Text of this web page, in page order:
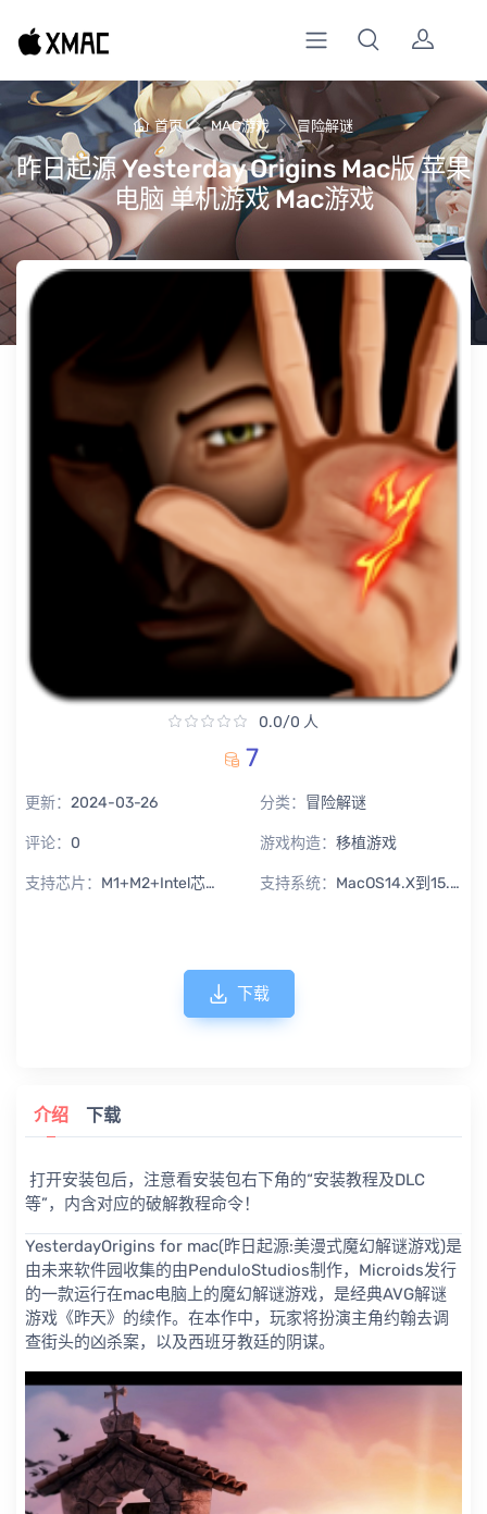
首页 MAC游戏 冒险解谜
昨日起源 Yesterday Origins Mac版 苹果
电脑 单机游戏 Mac游戏
0.0/0 人
7
更新： 2024-03-26 分类： 冒险解谜
评论： 0 游戏构造： 移植游戏
支持芯片： M1+M2+Intel芯片通用 支持系统： MacOS14.X到15.X Sequoia
下载
介绍 下载
打开安装包后，注意看安装包右下角的“安装教程及DLC
等”，内含对应的破解教程命令！
YesterdayOrigins for mac(昨日起源:美漫式魔幻解谜游戏)是
由未来软件园收集的由PenduloStudios制作，Microids发行
的一款运行在mac电脑上的魔幻解谜游戏，是经典AVG解谜
游戏《昨天》的续作。在本作中，玩家将扮演主角约翰去调
查街头的凶杀案，以及西班牙教廷的阴谋。